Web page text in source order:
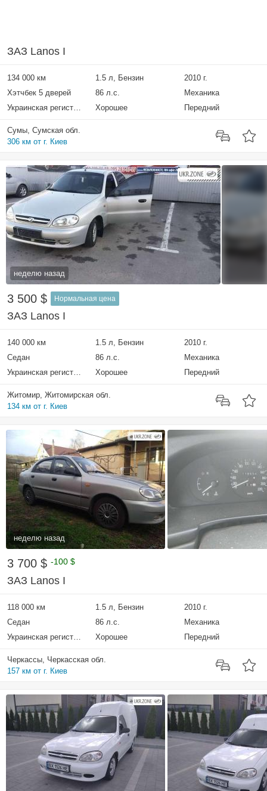
ЗАЗ Lanos I
134 000 км 1.5 л, Бензин
2010 г.
Хэтчбек 5 дверей
86 л.с.
Механика
Украинская регистрация
Хорошее Передний
Сумы, Сумская обл.
306 км от г. Киев
неделю назад
3 500 $ Нормальная цена
ЗАЗ Lanos I
140 000 км 1.5 л, Бензин
2010 г.
Седан
86 л.с.
Механика
Украинская регистрация
Хорошее Передний
Житомир, Житомирская обл.
134 км от г. Киев
неделю назад
3 700 $ -100 $
ЗАЗ Lanos I
118 000 км 1.5 л, Бензин
2010 г.
Седан
86 л.с.
Механика
Украинская регистрация
Хорошее Передний
Черкассы, Черкасская обл.
157 км от г. Киев